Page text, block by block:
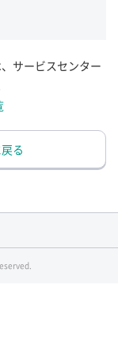
サービスセンター
る